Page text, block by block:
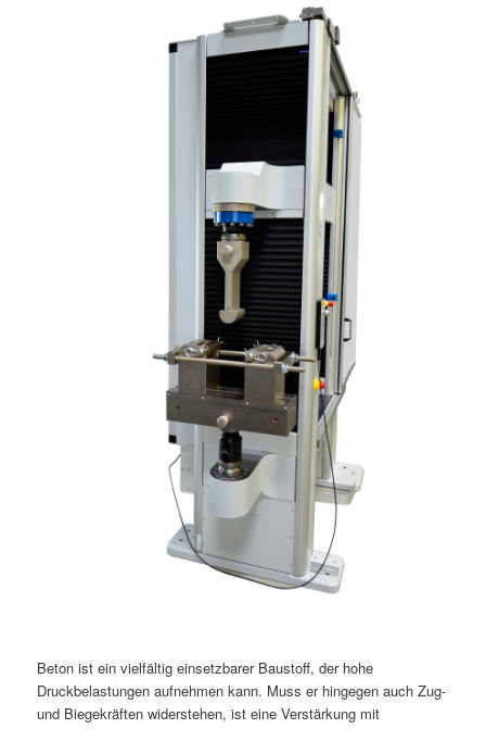
Beton ist ein vielfältig einsetzbarer Baustoff, der hohe
Druckbelastungen aufnehmen kann. Muss er hingegen auch Zug-
und Biegekräften widerstehen, ist eine Verstärkung mit